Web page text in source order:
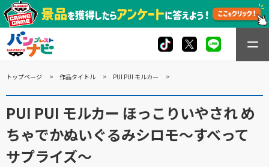
トップページ 作品タイトル PUI PUI モルカー
PUI PUI モルカー ほっこりいやされ め
ちゃでかぬいぐるみシロモ～すべって
サプライズ～